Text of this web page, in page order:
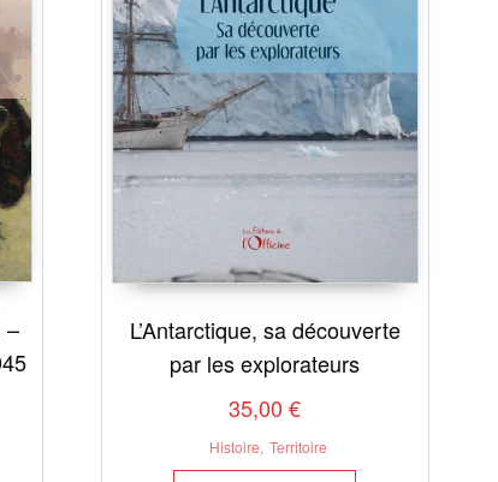
–
L’Antarctique, sa découverte
par les explorateurs
35,00€
Histoire, Territoire